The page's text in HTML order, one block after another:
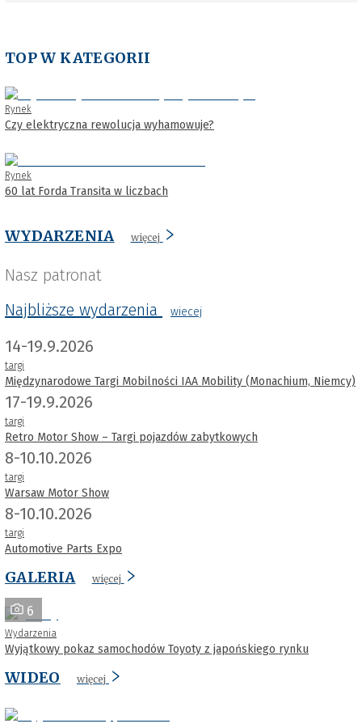
TOP W KATEGORII
Rynek
Czy elektryczna rewolucja wyhamowuje?
Rynek
60 lat Forda Transita w liczbach
WYDARZENIA więcej
Nasz patronat
Najbliższe wydarzenia
wiecej
14-19.9.2026
targi
Międzynarodowe Targi Mobilności IAA Mobility (Monachium, Niemcy)
17-19.9.2026
targi
Retro Motor Show – Targi pojazdów zabytkowych
8-10.10.2026
targi
Warsaw Motor Show
8-10.10.2026
targi
Automotive Parts Expo
GALERIA więcej
6
Wydarzenia
Wyjątkowy pokaz samochodów Toyoty z japońskiego rynku
WIDEO więcej